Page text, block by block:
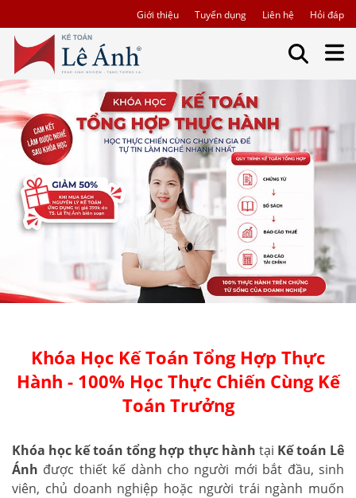
Giới thiệu Tuyển dụng Liên hệ Hỏi đáp
Khóa Học Kế Toán Tổng Hợp Thực
Hành - 100% Học Thực Chiến Cùng Kế
Toán Trưởng
Khóa học kế toán tổng hợp thực hành tại Kế toán Lê
Ánh được thiết kế dành cho người mới bắt đầu, sinh
viên, chủ doanh nghiệp hoặc người trái ngành muốn